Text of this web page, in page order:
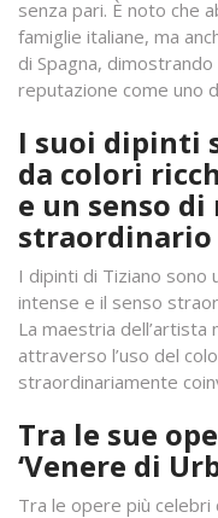
senza pari. È noto che
famiglie italiane, ma
di Spagna,
reputazione come uno
I suoi dipinti
da colori
e un senso
straordinario
I dipinti di Tiziano sono
intense e il senso
La maestria
attraverso l’uso del
straordinariamente
Tra le sue
‘Venere di
Tra le opere più